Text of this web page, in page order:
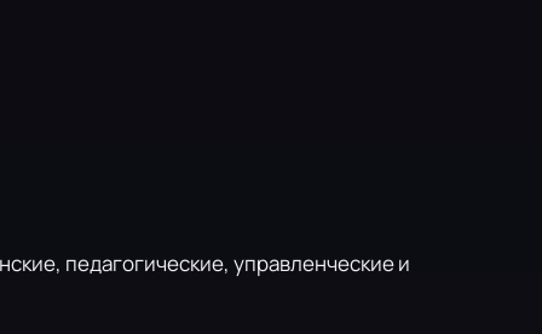
педагогические, управленческие и